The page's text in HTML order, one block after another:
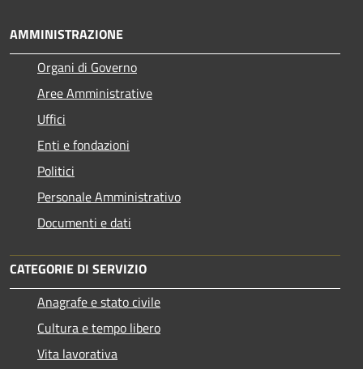
AMMINISTRAZIONE
Organi di Governo
Aree Amministrative
Uffici
Enti e fondazioni
Politici
Personale Amministrativo
Documenti e dati
CATEGORIE DI SERVIZIO
Anagrafe e stato civile
Cultura e tempo libero
Vita lavorativa